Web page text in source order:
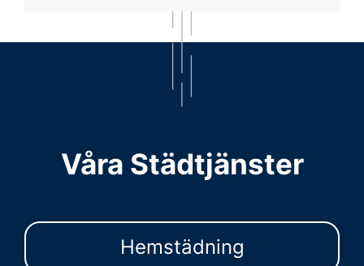
Våra Städtjänster
Hemstädning